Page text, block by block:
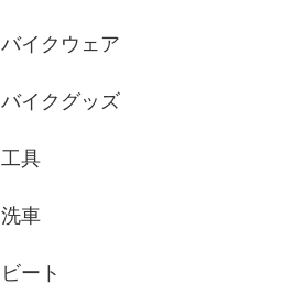
バイクウェア
バイクグッズ
工具
洗車
ビート